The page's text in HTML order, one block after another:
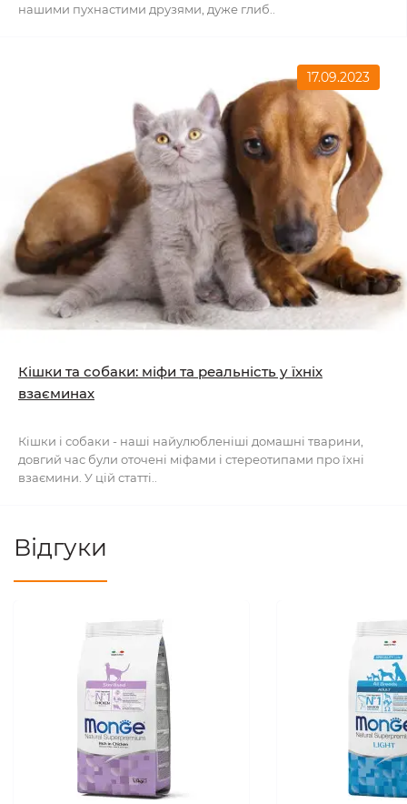
нашими пухнастими друзями, дуже глиб..
17.09.2023
Кішки та собаки: міфи та реальність у їхніх
взаєминах
Кішки і собаки - наші найулюбленіші домашні тварини,
довгий час були оточені міфами і стереотипами про їхні
взаємини. У цій статті..
Відгуки